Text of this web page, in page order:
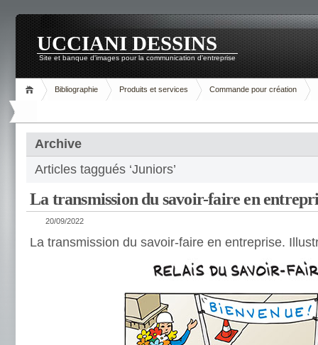
UCCIANI DESSINS
Site et banque d'images pour la communication d'entreprise
Bibliographie Produits et services Commande pour création
Archive
Articles taggués ‘Juniors’
La transmission du savoir-faire en
20/09/2022
La transmission du savoir-faire en entreprise.